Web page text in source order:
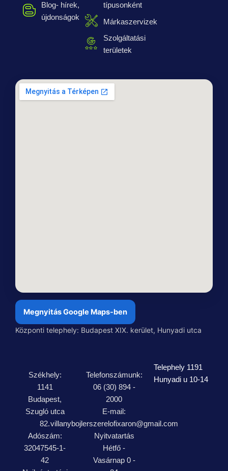
Blog- hírek,
újdonságok
típusonként
Márkaszervizek
Szolgáltatási
területek
Megnyitás Google Maps-ben
Központi telephely: Budapest XIX. kerület, Hunyadi utca
Székhely:
1141
Budapest,
Szugló utca
82.
Adószám:
32047545-1-
42
Telefonszámunk:
06 (30) 894 -
2000
E-mail:
villanybojlerszerelofixaron@gmail.com
Nyitvatartás
Hétfő -
Vasárnap 0 -
Telephely 1191
Hunyadi u 10-14